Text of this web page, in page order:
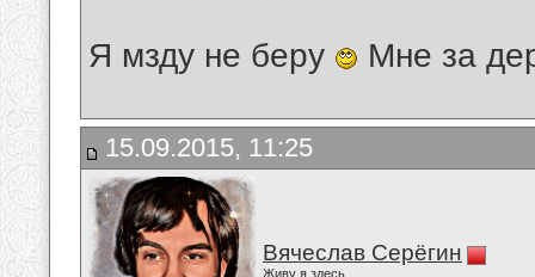
Я мзду не беру Мне за
15.09.2015, 11:25
Вячеслав Серёгин
Живу я здесь